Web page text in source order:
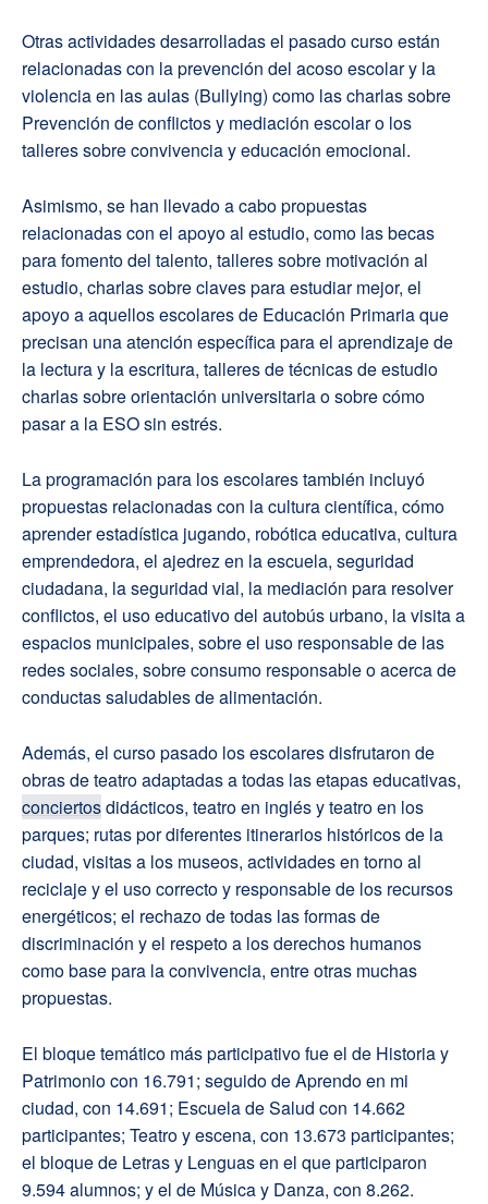
Otras actividades desarrolladas el pasado curso están
relacionadas con la prevención del acoso escolar y la
violencia en las aulas (Bullying) como las charlas sobre
Prevención de conflictos y mediación escolar o los
talleres sobre convivencia y educación emocional.
Asimismo, se han llevado a cabo propuestas
relacionadas con el apoyo al estudio, como las becas
para fomento del talento, talleres sobre motivación al
estudio, charlas sobre claves para estudiar mejor, el
apoyo a aquellos escolares de Educación Primaria que
precisan una atención específica para el aprendizaje de
la lectura y la escritura, talleres de técnicas de estudio
charlas sobre orientación universitaria o sobre cómo
pasar a la ESO sin estrés.
La programación para los escolares también incluyó
propuestas relacionadas con la cultura científica, cómo
aprender estadística jugando, robótica educativa, cultura
emprendedora, el ajedrez en la escuela, seguridad
ciudadana, la seguridad vial, la mediación para resolver
conflictos, el uso educativo del autobús urbano, la visita a
espacios municipales, sobre el uso responsable de las
redes sociales, sobre consumo responsable o acerca de
conductas saludables de alimentación.
Además, el curso pasado los escolares disfrutaron de
obras de teatro adaptadas a todas las etapas educativas,
conciertosdidácticos, teatro en inglés y teatro en los
parques; rutas por diferentes itinerarios históricos de la
ciudad, visitas a los museos, actividades en torno al
reciclaje y el uso correcto y responsable de los recursos
energéticos; el rechazo de todas las formas de
discriminación y el respeto a los derechos humanos
como base para la convivencia, entre otras muchas
propuestas.
El bloque temático más participativo fue el de Historia y
Patrimonio con 16.791; seguido de Aprendo en mi
ciudad, con 14.691; Escuela de Salud con 14.662
participantes; Teatro y escena, con 13.673 participantes;
el bloque de Letras y Lenguas en el que participaron
9.594 alumnos; y el de Música y Danza, con 8.262.